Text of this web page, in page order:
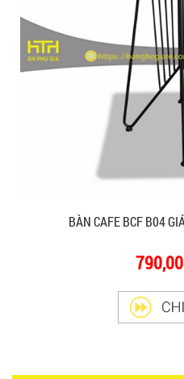
BÀN CAFE BCF B04